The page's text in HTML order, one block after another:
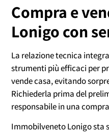
Compra e
Lonigo con
La relazione tecnica
strumenti più efficaci per
vende casa, evitando
Richiederla prima del
responsabile in una
Immobilveneto Lonigo sta